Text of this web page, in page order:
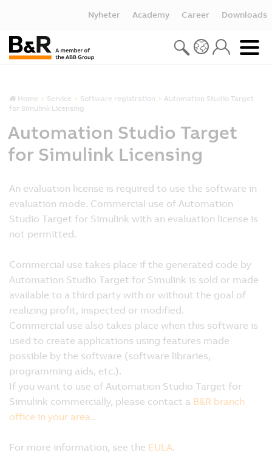
Nyheter Academy Career Downloads
Home Service Software registration
Automation Studio Target
for Simulink Licensing
Automation Studio Target
for Simulink Licensing